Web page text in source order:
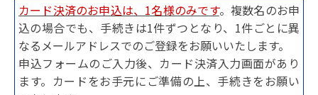
カード決済のお申込は、1名様のみです。複数名のお申
込の場合でも、手続きは1件ずつとなり、1件ごとに異
なるメールアドレスでのご登録をお願いいたします。
申込フォームのご入力後、カード決済入力画面があり
ます。カードをお手元にご準備の上、手続きをお願い